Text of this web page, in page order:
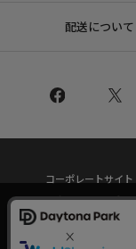
配送について
コーポレートサイト
プライバシーポリ
当サイトでは利用体験
の分析を目的として